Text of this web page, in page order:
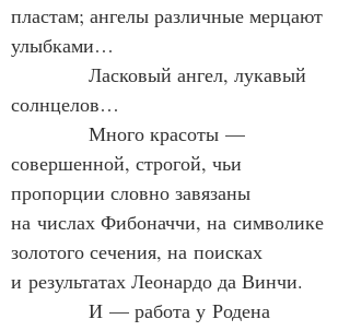
пластам; ангелы различные мерцают
улыбками…
Ласковый ангел, лукавый
солнцелов…
Много красоты —
совершенной, строгой, чьи
пропорции словно завязаны
на числах Фибоначчи, на символике
золотого сечения, на поисках
и результатах Леонардо да Винчи.
И — работа у Родена